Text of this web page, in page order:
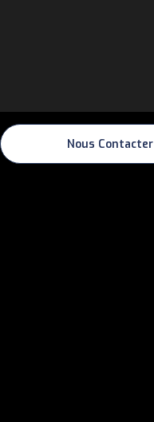
Nous Contacter